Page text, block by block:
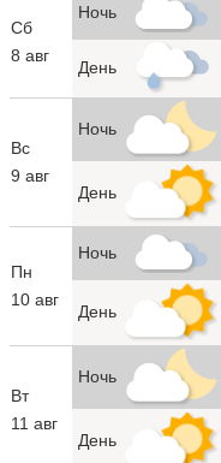
Сб
8 авг
Ночь
День
Вс
9 авг
Ночь
День
Пн
10 авг
Ночь
День
Вт
11 авг
Ночь
День